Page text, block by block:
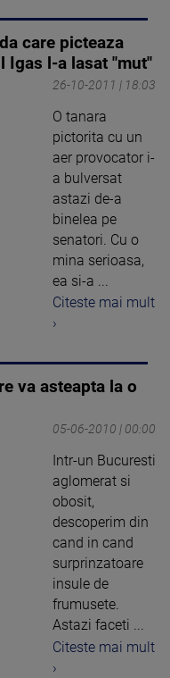
care picteaza
Igas l-a lasat "mut"
26-10-2011 | 18:03
O tanara
pictorita cu un
aer provocator i-
a bulversat
astazi de-a
binelea pe
senatori. Cu o
mina serioasa,
ea si-a ...
Citeste mai mult
›
va asteapta la o
05-06-2010 | 00:00
Intr-un Bucuresti
aglomerat si
obosit,
descoperim din
cand in cand
surprinzatoare
insule de
frumusete.
Astazi faceti ...
Citeste mai mult
›